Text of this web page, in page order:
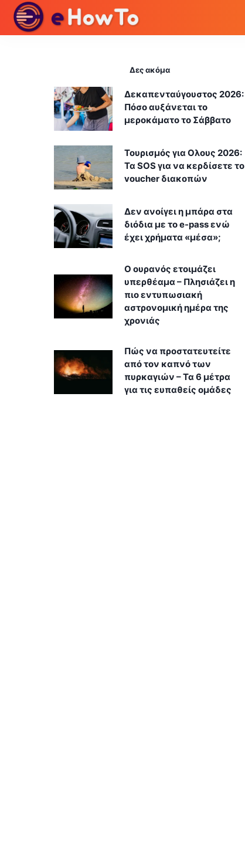
Δες ακόμα
Δεκαπενταύγουστος 2026:
Πόσο αυξάνεται το
μεροκάματο το Σάββατο
Τουρισμός για Ολους 2026:
Τα SOS για να κερδίσετε το
voucher διακοπών
Δεν ανοίγει η μπάρα στα
διόδια με το e-pass ενώ
έχει χρήματα «μέσα»;
Ο ουρανός ετοιμάζει
υπερθέαμα – Πλησιάζει η
πιο εντυπωσιακή
αστρονομική ημέρα της
χρονιάς
Πώς να προστατευτείτε
από τον καπνό των
πυρκαγιών – Τα 6 μέτρα
για τις ευπαθείς ομάδες